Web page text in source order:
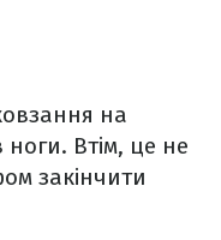
на
Втім, це не
закінчити